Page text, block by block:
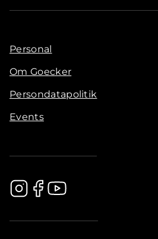
Personal
Om Goecker
Persondatapolitik
Events